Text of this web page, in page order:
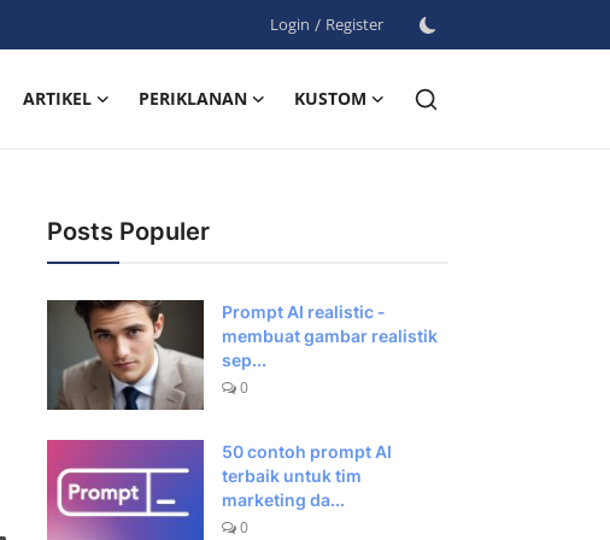
Login / Register
ARTIKEL PERIKLANAN
KUSTOM
Posts Populer
Prompt AI realistic -
membuat gambar realistik
sep...
0
50 contoh prompt AI
terbaik untuk tim
marketing da...
0